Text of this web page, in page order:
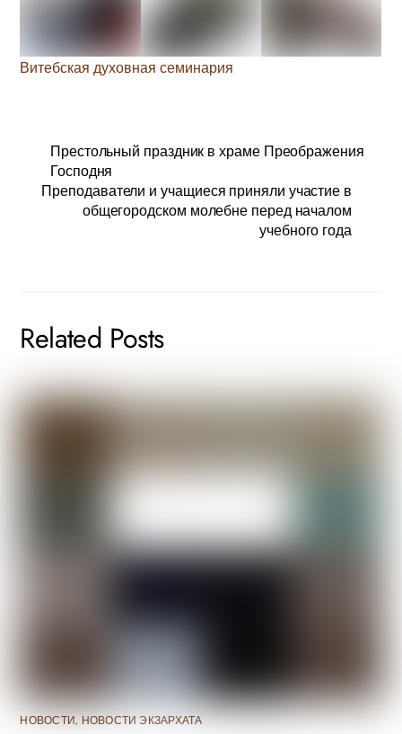
Витебская духовная семинария
Престольный праздник в храме Преображения
Господня
Преподаватели и учащиеся приняли участие в
общегородском молебне перед началом
учебного года
Related Posts
НОВОСТИ, НОВОСТИ ЭКЗАРХАТА